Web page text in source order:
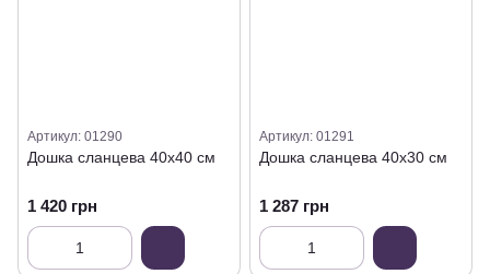
Артикул: 01290
Дошка сланцева 40х40 см
1 420 грн
Артикул: 01291
Дошка сланцева 40х30 см
1 287 грн